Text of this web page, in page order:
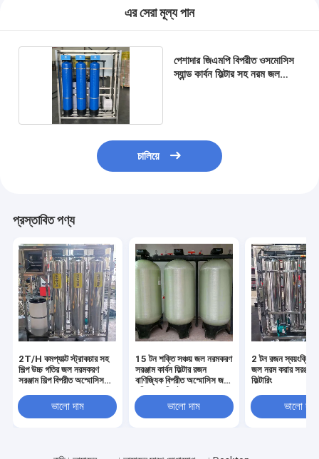
এর সেরা মূল্য পান
পেশাদার জিএমপি বিপরীত ওসমোসিস
স্যান্ড কার্বন ফিল্টার সহ নরম জল
চালিয়ে
প্রস্তাবিত পণ্য
2T/H কমপ্যাক্ট স্ট্রাকচার সহ
শিল্প উচ্চ গতির জল নরমকরণ
সরঞ্জাম শিল্প বিপরীত অস্মোসিস
ভালো দাম
15 টন শক্তি সঞ্চয় জল নরমকরণ
সরঞ্জাম কার্বন ফিল্টার রজন
বাণিজ্যিক বিপরীত অস্মোসিস জল
ভালো দাম
2 টন রজন স্বয়ংক্রিয়
জল নরম করার সরঞ্জাম
ফিল্টারিং
ভালো দাম